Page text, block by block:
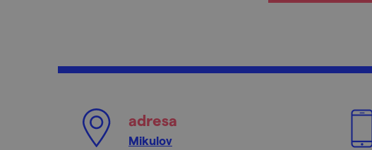
adresa
Mikulov